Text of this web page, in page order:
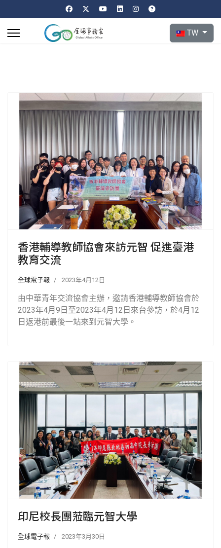
選擇你的語言
TW
香港輔導教師協會來訪元智 促進臺港
教育交流
全球電子報 2023年4月12日
由中華青年交流協會主辦，邀請香港輔導教師協會於
2023年4月9日至2023年4月12日來台參訪，於4月12
日返港前最後一站來到元智大學。
印尼校長團蒞臨元智大學
全球電子報 2023年3月30日